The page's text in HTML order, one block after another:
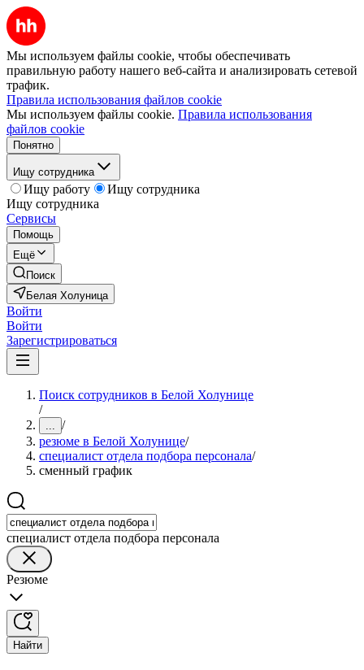
Мы используем файлы cookie, чтобы обеспечивать
правильную работу нашего веб-сайта и анализировать сетевой
трафик.
Правила использования файлов cookie
Мы используем файлы cookie. Правила использования
файлов cookie
Понятно
Ищу сотрудника
Ищу работу
Ищу сотрудника
Ищу сотрудника
Сервисы
Помощь
Ещё
Поиск
Белая Холуница
Войти
Войти
Зарегистрироваться
Поиск сотрудников в Белой Холунице
/
... /
резюме в Белой Холунице/
специалист отдела подбора персонала/
сменный график
специалист отдела подбора персонала
Резюме
Найти